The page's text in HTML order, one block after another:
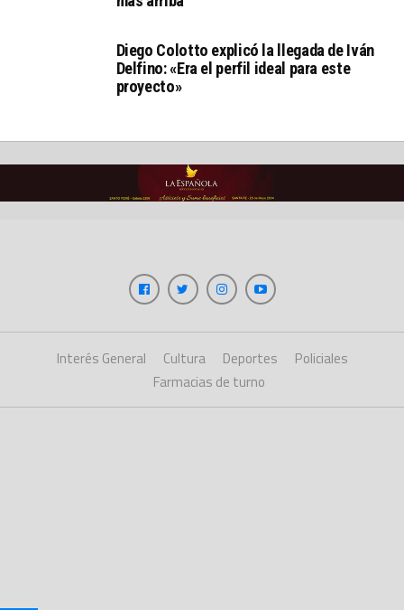
Diego Colotto explicó la llegada de Iván
Delfino: «Era el perfil ideal para este
proyecto»
Interés General Cultura Deportes
Policiales
Farmacias de turno